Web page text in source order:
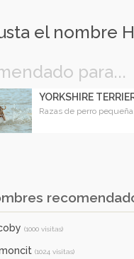
el nombre
para...
YORKSHIRE
Razas de perro
(1000 visitas)
(1024 visitas)